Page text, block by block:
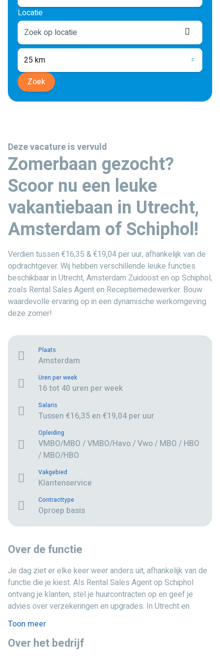
Locatie
25 km
Zoek
Deze vacature is vervuld
Zomerbaan gezocht?
Scoor nu een leuke
vakantiebaan in Utrecht,
Amsterdam of Schiphol!
Verdien tussen €16,35 & €19,04 per uur, afhankelijk van de
opdrachtgever. Wij hebben verschillende leuke functies
beschikbaar in Utrecht, Amsterdam Zuidoost en op Schiphol,
zoals Rental Sales Agent en Receptiemedewerker. Bouw
waardevolle ervaring op in een dynamische werkomgeving
deze zomer!
Plaats
Amsterdam
Uren per week
16 tot 40 uren per week
Salaris
Tussen €16,35 en €19,04 per uur
Opleiding
VMBO/MBO / VMBO/Havo / Vwo / MBO / HBO
/ MBO/HBO
Vakgebied
Klantenservice
Contracttype
Oproep basis
Over de functie
Je dag ziet er elke keer weer anders uit, afhankelijk van de
functie die je kiest. Als Rental Sales Agent op Schiphol
ontvang je klanten, stel je huurcontracten op en geef je
advies over verzekeringen en upgrades. In Utrecht en
Amsterdam Zuidoost ben jij het vriendelijke gezicht bij de
receptie, beheer je telefoontjes en zorg je voor een nette
werkomgeving. Je werkt in een leuk team, leert nieuwe
Toon meer
Over het bedrijf